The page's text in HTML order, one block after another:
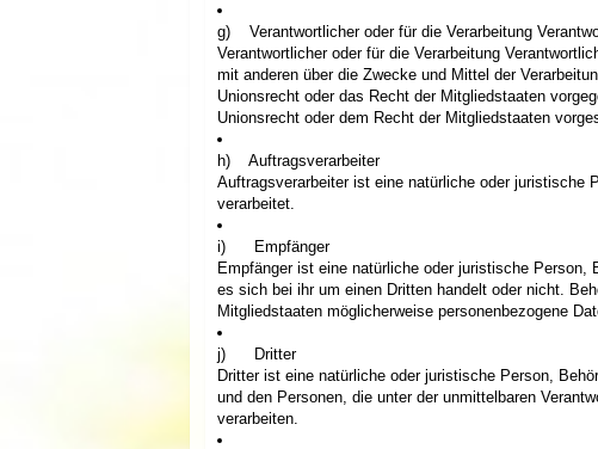
g) Verantwortlicher oder für die Verarbeitung
Verantwortlicher oder für die Verarbeitung
mit anderen über die Zwecke und Mittel der
Unionsrecht oder das Recht der Mitgliedstaaten
Unionsrecht oder dem Recht der Mitgliedstaaten
h) Auftragsverarbeiter
Auftragsverarbeiter ist eine natürliche oder juristische
verarbeitet.
i) Empfänger
Empfänger ist eine natürliche oder juristische Person,
es sich bei ihr um einen Dritten handelt oder nicht.
Mitgliedstaaten möglicherweise personenbezogene
j) Dritter
Dritter ist eine natürliche oder juristische Person,
und den Personen, die unter der unmittelbaren
verarbeiten.